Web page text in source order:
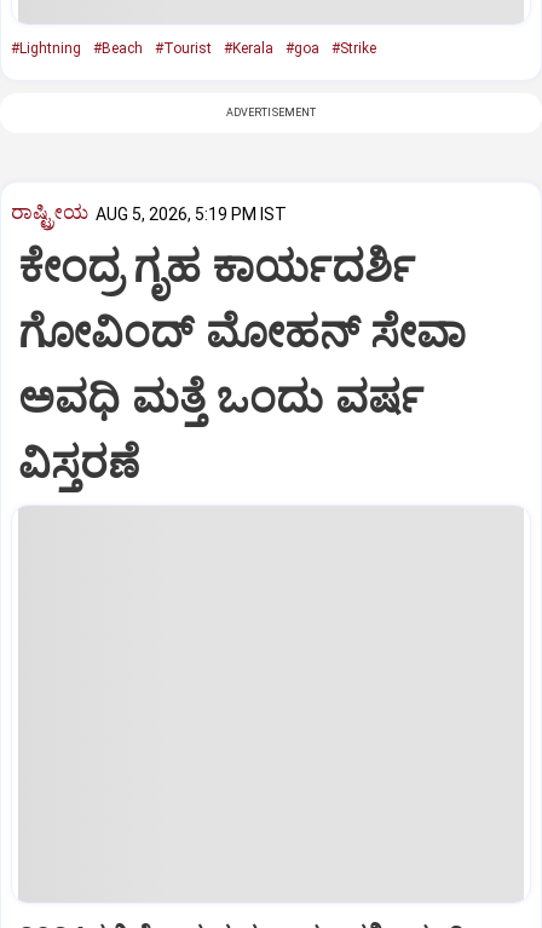
#Lightning #Beach #Tourist #Kerala #goa #Strike
ADVERTISEMENT
ರಾಷ್ಟ್ರೀಯ AUG 5, 2026, 5:19 PM IST
ಕೇಂದ್ರ ಗೃಹ ಕಾರ್ಯದರ್ಶಿ
ಗೋವಿಂದ್ ಮೋಹನ್ ಸೇವಾ
ಅವಧಿ ಮತ್ತೆ ಒಂದು ವರ್ಷ
ವಿಸ್ತರಣೆ